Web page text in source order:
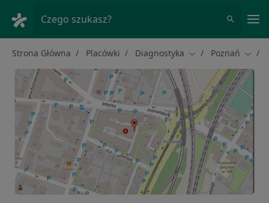
Czego szukasz?
Strona Główna Placówki Diagnostyka Zmień miasto
Poznań